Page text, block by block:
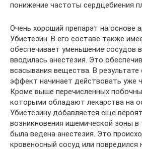
понижение частоты сердцебиения
Очень хороший препарат на основе
Убистезин. В его составе также
обеспечивает уменьшение сосудов
вводилась анестезия. Это
всасывания вещества. В
эффект начинает действовать уже
Кроме выше перечисленных
которыми обладают лекарства на
Убистезину добавляется еще
возникновения ишемической зоны в
была ведена анестезия. Это
кровеносный сосуд или повредился